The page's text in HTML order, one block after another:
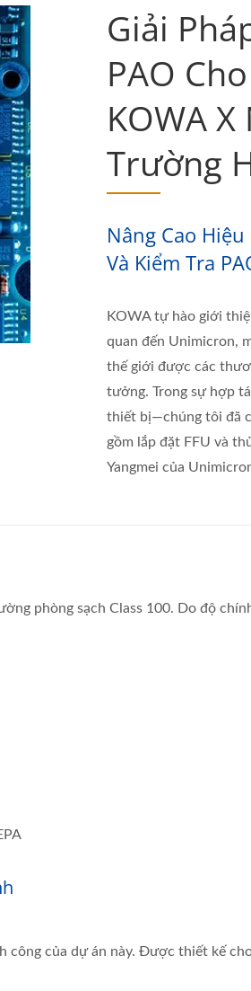
Giải
PAO
KOWA
Trường
Nâng Cao Hiệu
Và Kiểm Tra
KOWA tự hào giới
quan đến Unimicron,
thế giới được các
tưởng. Trong sự hợp
thiết bị—chúng tôi đã
gồm lắp đặt FFU và
Yangmei của
phòng sạch Class 100. Do độ
của dự án này. Được thiết kế